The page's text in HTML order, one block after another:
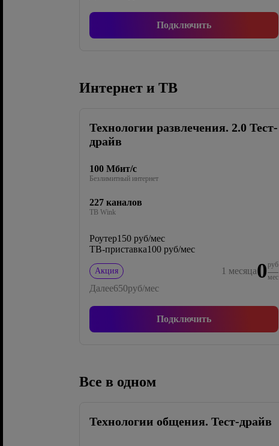
Подключить
Интернет и ТВ
Технологии развлечения. 2.0 Тест-
драйв
100 Мбит/с
Безлимитный интернет
227 каналов
ТВ Wink
Роутер150 руб/мес
ТВ-приставка100 руб/мес
Акция 1 месяца0руб
мес
Далее650руб/мес
Подключить
Все в одном
Технологии общения. Тест-драйв